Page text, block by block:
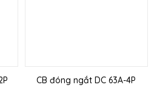
CB đóng ngắt DC 63A-4P